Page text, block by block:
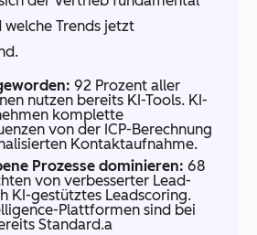
Trends jetzt
92 Prozent aller
nutzen bereits KI-Tools. KI-
komplette
von der ICP-Berechnung
Kontaktaufnahme.
Prozesse dominieren: 68
von verbesserter Lead-
KI-gestütztes Leadscoring.
Plattformen sind bei
Standard.a